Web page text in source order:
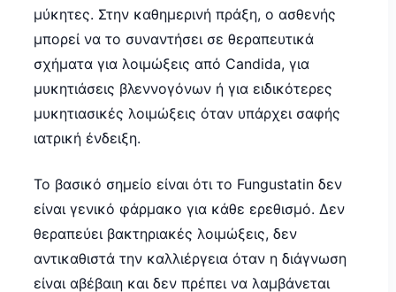
μύκητες. Στην καθημερινή πράξη, ο ασθενής
μπορεί να το συναντήσει σε θεραπευτικά
σχήματα για λοιμώξεις από Candida, για
μυκητιάσεις βλεννογόνων ή για ειδικότερες
μυκητιασικές λοιμώξεις όταν υπάρχει σαφής
ιατρική ένδειξη.
Το βασικό σημείο είναι ότι το Fungustatin δεν
είναι γενικό φάρμακο για κάθε ερεθισμό. Δεν
θεραπεύει βακτηριακές λοιμώξεις, δεν
αντικαθιστά την καλλιέργεια όταν η διάγνωση
είναι αβέβαιη και δεν πρέπει να λαμβάνεται